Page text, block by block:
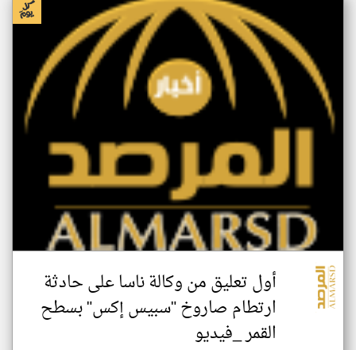
أول تعليق من وكالة ناسا على حادثة
ارتطام صاروخ "سبيس إكس" بسطح
القمر _فيديو